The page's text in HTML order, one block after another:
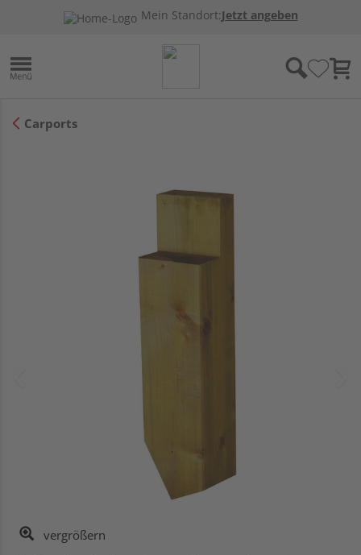
Mein Standort:Jetzt angeben
Carports
vergrößern